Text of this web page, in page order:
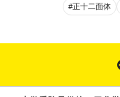
#正十二面体